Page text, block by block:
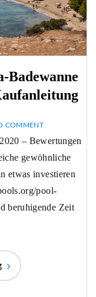
Badewanne
COMMENT
gewöhnliche
etwas investieren
pool-
beruhigende Zeit